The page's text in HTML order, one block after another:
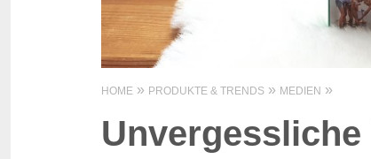
HOME PRODUKTE & TRENDS MEDIEN